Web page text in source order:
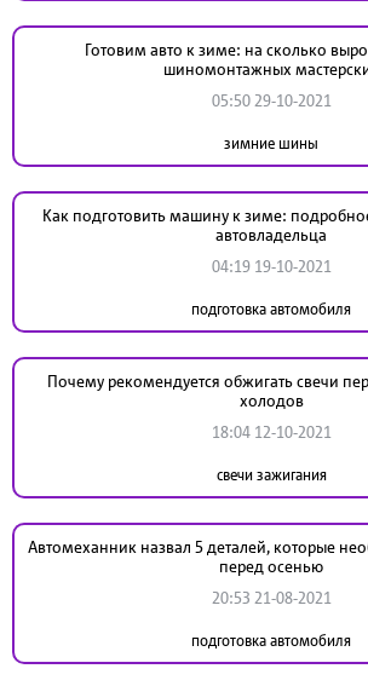
Готовим авто к зиме: на сколько
шиномонтажных
05:50 29-10-2021
зимние шины
Как подготовить машину к зиме:
автовладельца
04:19 19-10-2021
подготовка автомобиля
Почему рекомендуется обжигать свечи
холодов
18:04 12-10-2021
свечи зажигания
Автомеханник назвал 5 деталей, которые
перед осенью
20:53 21-08-2021
подготовка автомобиля